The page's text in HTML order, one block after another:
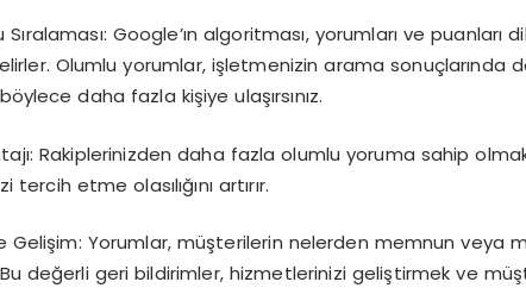
Google’ın algoritması, yorumları ve
Olumlu yorumlar, işletmenizin arama sonuçlarında
daha fazla kişiye ulaşırsınız.
Rakiplerinizden daha fazla olumlu yoruma sahip
tercih etme olasılığını artırır.
Gelişim: Yorumlar, müşterilerin nelerden memnun veya
Bu değerli geri bildirimler, hizmetlerinizi geliştirmek ve